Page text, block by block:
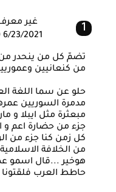
غير
6/23/2021 5:40 ص
تضمّ كل من ينحدر
من كنعانيين
حلو عن سما اللغة
مدمرة السوريين
مبعثرة مثل ايبلا و
جزء من حضارة اعم و
كل زمن كنا جزء من
من الخلافة
هوخير ...قال اسمو
حاطط العرب فلقتونا